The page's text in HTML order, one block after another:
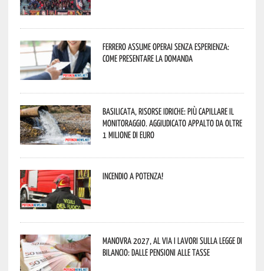
Ferrero assume operai senza esperienza:
come presentare la domanda
Basilicata, Risorse idriche: più capillare il
monitoraggio. Aggiudicato appalto da oltre
1 milione di euro
Incendio a Potenza!
Manovra 2027, al via i lavori sulla Legge di
Bilancio: dalle pensioni alle tasse